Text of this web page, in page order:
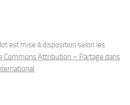
est mise à disposition selon les
Commons Attribution – Partage dans